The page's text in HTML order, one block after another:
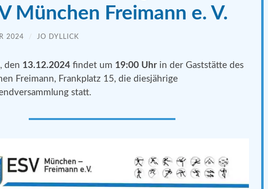
München Freimann e. V.
2024 / JO DYLLICK
den 13.12.2024 findet um 19:00 Uhr in der Gaststätte des
Freimann, Frankplatz 15, die diesjährige
statt.